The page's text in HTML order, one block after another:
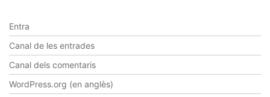
Entra
Canal de les entrades
Canal dels comentaris
WordPress.org (en anglès)